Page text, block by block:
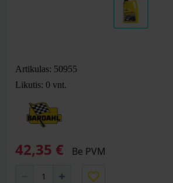
Artikulas: 50955
Likutis: 0 vnt.
42,35 € Be PVM